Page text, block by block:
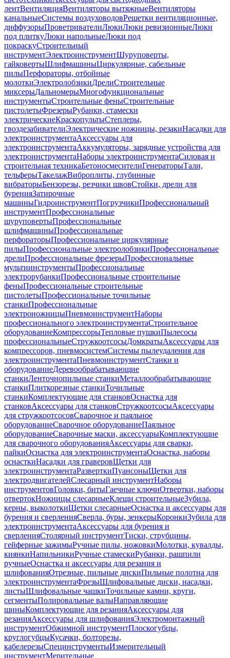
лентВентиляцияВентиляторы вытяжныеВентиляторы
канальныеСистемы воздуховодовРешетки вентиляционные,
диффузорыПроветривателиЛюкиЛюки ревизионныеЛюки
под плиткуЛюки напольныеЛюки под
покраскуСтроительный
инструментЭлектроинструментШуруповерты,
гайковертыШлифмашиныЦиркулярные, сабельные
пилыПерфораторы, отбойные
молоткиЭлектролобзикиДрелиСтроительные
миксерыДальномерыМногофункциональные
инструментыСтроительные феныСтроительные
пистолетыФрезерыРубанки, стамески
электрическиеКраскопультыСтеплеры,
гвоздезабивателиЭлектрические ножницы, резакиНасадки для
электроинструментаАксессуары для
электроинструментаАккумуляторы, зарядные устройства для
электроинструментаНаборы электроинструментаСиловая и
строительная техникаБетоносмесителиГенераторыТали,
тельферыТакелажВиброплиты, глубинные
вибраторыБензорезы, резчики швовСтойки, дрели для
буренияЗатирочные
машиныГидроинструментПогрузчикиПрофессиональный
инструментПрофессиональные
шуруповертыПрофессиональные
шлифмашиныПрофессиональные
перфораторыПрофессиональные циркулярные
пилыПрофессиональные электролобзикиПрофессиональные
дрелиПрофессиональные фрезерыПрофессиональные
мультиинструментыПрофессиональные
электрорубанкиПрофессиональные строительные
феныПрофессиональные строительные
пистолетыПрофессиональные точильные
станкиПрофессиональные
электроножницыПневмоинструментНаборы
профессионального электроинструментаСтроительное
оборудованиеКомпрессорыТепловые пушкиПылесосы
профессиональныеСтружкоотсосыДомкратыАксессуары для
компрессоров, пневмосистемСистемы пылеудаления для
электроинструментаПневмоинструментСтанки и
оборудованиеДеревообрабатывающие
станкиЛенточнопильные станкиМеталлообрабатывающие
станкиПлиткорезные станкиТочильные
станкиКомплектующие для станковОснастка для
станковАксессуары для станковСтружкоотсосыАксессуары
для стружкоотсосовСварочное и паяльное
оборудованиеСварочное оборудованиеПаяльное
оборудованиеСварочные маски, аксессуарыКомплектующие
для сварочного оборудованияАксессуары для сварки,
пайкиОснастка для электроинструментаОснастка, наборы
оснасткиНасадки для граверовЩетки для
электроинструментаРазверткиПуансоныЩетки для
электродвигателейСлесарный инструментНаборы
инструментовГоловки, битыГаечные ключиОтвертки, наборы
отвертокНожницы слесарныеКлещи строительныеЗубила,
керны, выколоткиЩетки слесарныеОснастка и аксессуары для
бурения и сверленияСверла, буры, зенкерыКоронкиЗубила для
электроинструментаАксессуары для бурения и
сверленияСтолярный инструментТиски, струбцины,
гейферные зажимыРучные пилы, ножовкиМолотки, кувалды,
киянкиНапильникиРучные стамескиРубанки, рашпили
ручныеОснастка и аксессуары для резания и
шлифованияОтрезные, пильные дискиПильные полотна для
электроинструментаФрезыШлифовальные диски, насадки,
листыШлифовальные чашкиТочильные камни, круги,
сегментыПолировальные валыНаправляющие
шиныКомплектующие для резанияАксессуары для
резанияАксессуары для шлифованияЭлектромонтажный
инструментОбжимной инструментПлоскогубцы,
круглогубцыКусачки, болторезы,
кабелерезыСпецинструментыИзмерительный
инструментМерительные